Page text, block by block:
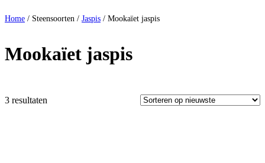
Home / Steensoorten / Jaspis / Mookaïet jaspis
Mookaïet jaspis
3 resultaten